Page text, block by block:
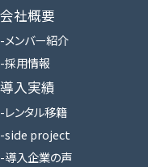
会社概要
メンバー紹介
採用情報
導入実績
レンタル移籍
side project
導入企業の声